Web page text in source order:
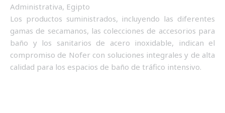
Administrativa, Egipto
Los productos suministrados, incluyendo las diferentes
gamas de secamanos, las colecciones de accesorios para
baño y los sanitarios de acero inoxidable, indican el
compromiso de Nofer con soluciones integrales y de alta
calidad para los espacios de baño de tráfico intensivo.